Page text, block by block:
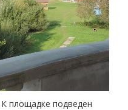
площадке подведен